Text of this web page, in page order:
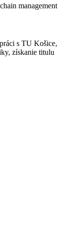
management
s TU Košice,
získanie titulu